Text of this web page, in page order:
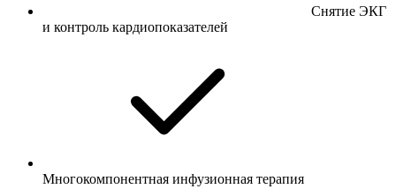
Снятие ЭКГ
и контроль кардиопоказателей
Многокомпонентная инфузионная терапия